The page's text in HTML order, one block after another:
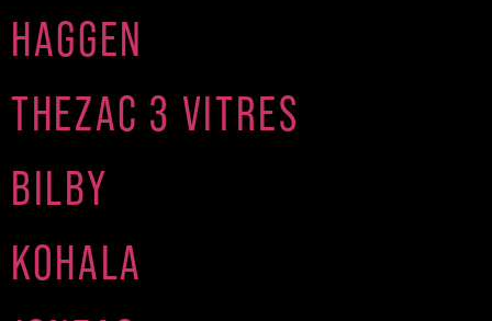
HAGGEN
THEZAC 3 VITRES
BILBY
KOHALA